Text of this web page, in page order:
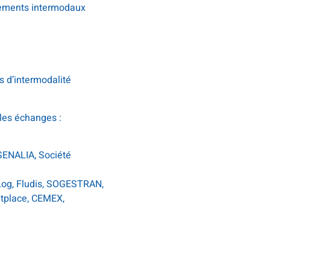
intermodaux
d’intermodalité
échanges :
Société
Fludis, SOGESTRAN,
CEMEX,